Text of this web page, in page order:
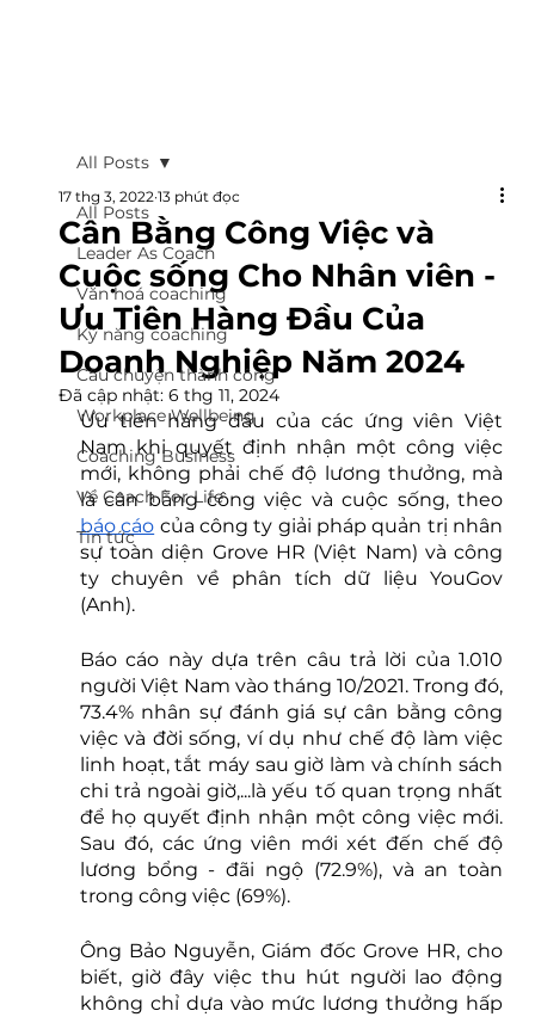
All Posts
Leader As Coach
Văn hoá coaching
Kỹ năng coaching
Câu chuyện thành công
Workplace Wellbeing
Coaching Business
Về Coach For Life
Tin tức
All Posts
Cân Bằng Công Việc và
Cuộc sống Cho Nhân viên -
Ưu Tiên Hàng Đầu Của
Doanh Nghiệp Năm 2024
17 thg 3, 2022 13 phút đọc
Đã cập nhật: 6 thg 11, 2024
Ưu tiên hàng đầu của các ứng viên Việt
Nam khi quyết định nhận một công việc
mới, không phải chế độ lương thưởng, mà
báo cáo của công ty giải pháp quản trị nhân
sự toàn diện Grove HR (Việt Nam) và công
ty chuyên về phân tích dữ liệu YouGov
(Anh).
Báo cáo này dựa trên câu trả lời của 1.010
người Việt Nam vào tháng 10/2021. Trong đó,
73.4% nhân sự đánh giá sự cân bằng công
việc và đời sống, ví dụ như chế độ làm việc
linh hoạt, tắt máy sau giờ làm và chính sách
chi trả ngoài giờ,...là yếu tố quan trọng nhất
để họ quyết định nhận một công việc mới.
Sau đó, các ứng viên mới xét đến chế độ
lương bổng - đãi ngộ (72.9%), và an toàn
trong công việc (69%).
Ông Bảo Nguyễn, Giám đốc Grove HR, cho
biết, giờ đây việc thu hút người lao động
không chỉ dựa vào mức lương thưởng hấp